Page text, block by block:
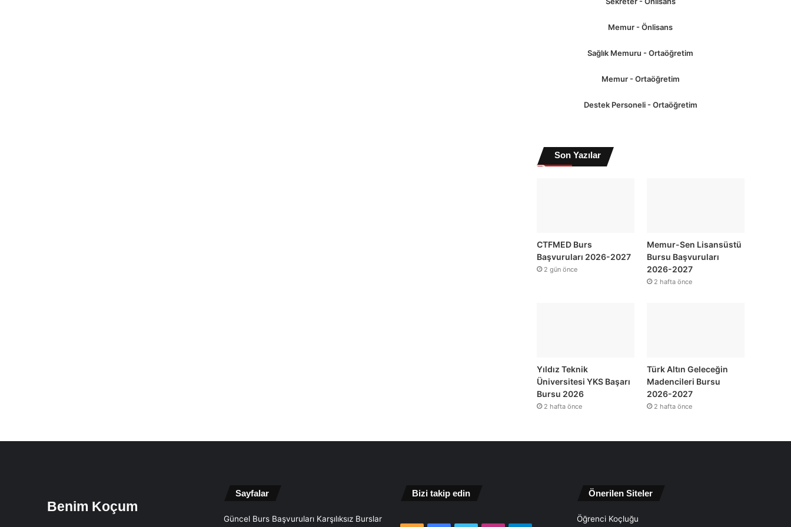
Memur - Önlisans
Sağlık Memuru - Ortaöğretim
Memur - Ortaöğretim
Destek Personeli - Ortaöğretim
Son Yazılar
CTFMED Burs
Başvuruları 2026-2027
2 gün önce
Memur-Sen Lisansüstü
Bursu Başvuruları
2026-2027
2 hafta önce
Yıldız Teknik
Üniversitesi YKS Başarı
Bursu 2026
2 hafta önce
Türk Altın Geleceğin
Madencileri Bursu
2026-2027
2 hafta önce
Benim Koçum
Sayfalar
Güncel Burs Başvuruları Karşılıksız Burslar
Bizi takip edin Önerilen Siteler
Öğrenci Koçluğu